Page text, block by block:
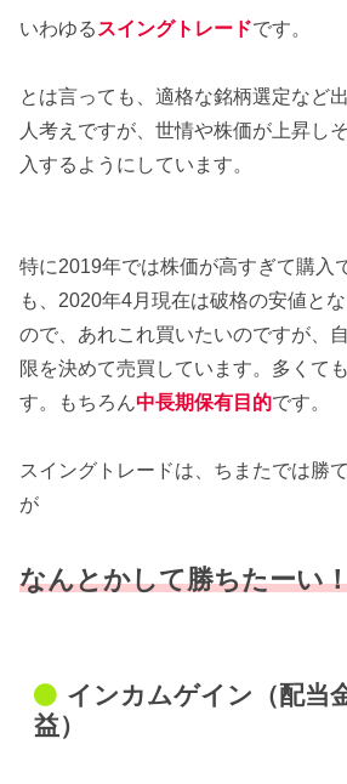
いわゆる スイングトレードです。
とは言っても、適格な銘柄選定など
人考えですが、世情や株価が上昇し
入するようにしています。
特に2019年では株価が高すぎて購入
も、2020年4月現在は破格の安値と
ので、あれこれ買いたいのですが、
限を決めて売買しています。多くて
す。もちろん中長期保有目的です。
スイングトレードは、ちまたでは勝
が
なんとかして勝ちたーい
インカムゲイン（配当
益）